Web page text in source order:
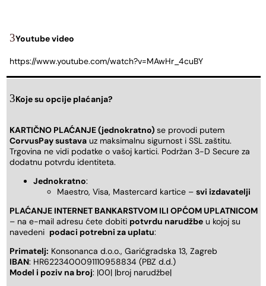
Youtube video
https://www.youtube.com/watch?v=MAwHr_4cuBY
Koje su opcije plaćanja?
KARTIČNO PLAĆANJE (jednokratno) se provodi putem
CorvusPay sustava uz maksimalnu sigurnost i SSL zaštitu.
Trgovina ne vidi podatke o vašoj kartici. Podržan 3-D Secure za
dodatnu potvrdu identiteta.
Jednokratno:
Maestro, Visa, Mastercard kartice – svi izdavatelji
PLAĆANJE INTERNET BANKARSTVOM ILI OPĆOM UPLATNICOM
– na e-mail adresu ćete dobiti potvrdu narudžbe u kojoj su
navedeni podaci potrebni za uplatu:
Primatelj: Konsonanca d.o.o., Garićgradska 13, Zagreb
IBAN: HR6223400091110958834 (PBZ d.d.)
Model i poziv na broj: |00| |broj narudžbe|